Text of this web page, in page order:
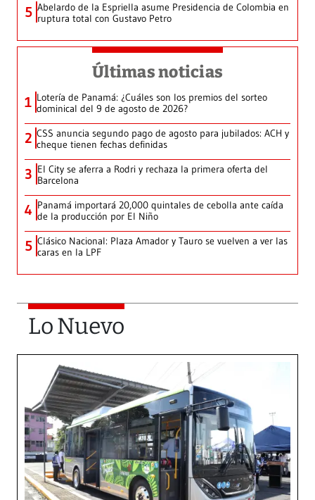
5 Abelardo de la Espriella asume Presidencia de Colombia en
ruptura total con Gustavo Petro
Últimas noticias
1 Lotería de Panamá: ¿Cuáles son los premios del sorteo
dominical del 9 de agosto de 2026?
2 CSS anuncia segundo pago de agosto para jubilados: ACH y
cheque tienen fechas definidas
3 El City se aferra a Rodri y rechaza la primera oferta del
Barcelona
4 Panamá importará 20,000 quintales de cebolla ante caída
de la producción por El Niño
5 Clásico Nacional: Plaza Amador y Tauro se vuelven a ver las
caras en la LPF
Lo Nuevo